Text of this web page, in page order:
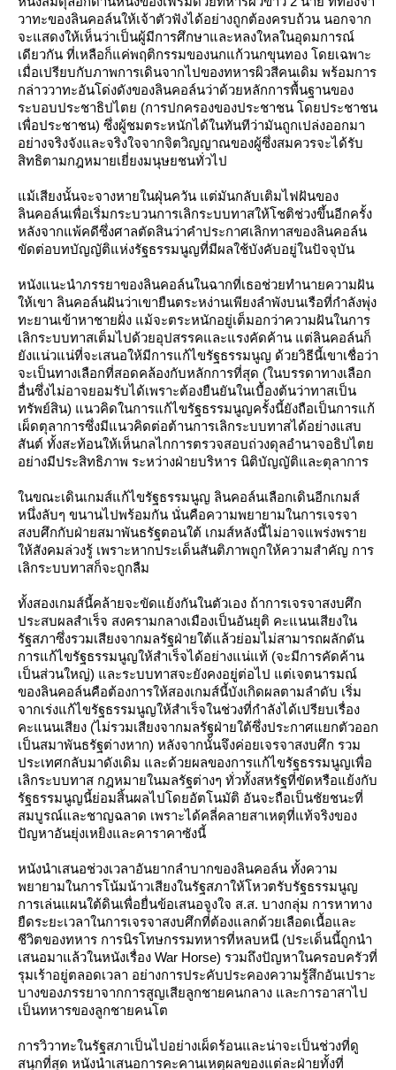
วาทะของลินคอล์นให้เจ้าตัวฟังได้อย่างถูกต้องครบถ้วน นอกจาก
จะแสดงให้เห็นว่าเป็นผู้มีการศึกษาและหลงใหลในอุดมการณ์
เดียวกัน ที่เหลือก็แค่พฤติกรรมของนกแก้วนกขุนทอง โดยเฉพาะ
เมื่อเปรียบกับภาพการเดินจากไปของทหารผิวสีคนเดิม พร้อมการ
กล่าววาทะอันโด่งดังของลินคอล์นว่าด้วยหลักการพื้นฐานของ
ระบอบประชาธิปไตย (การปกครองของประชาชน โดยประชาชน
เพื่อประชาชน) ซึ่งผู้ชมตระหนักได้ในทันทีว่ามันถูกเปล่งออกมา
อย่างจริงจังและจริงใจจากจิตวิญญาณของผู้ซึ่งสมควรจะได้รับ
สิทธิตามกฎหมายเยี่ยงมนุษยชนทั่วไป
ม้เสียงนั้นจะจางหายในฝุ่นควัน แต่มันกลับเติมไฟฝันของ
ลินคอล์นเพื่อเริ่มกระบวนการเลิกระบบทาสให้โชติช่วงขึ้นอีกครั้ง
หลังจากแพ้คดีซึ่งศาลตัดสินว่าคำประกาศเลิกทาสของลินคอล์น
ขัดต่อบทบัญญัติแห่งรัฐธรรมนูญที่มีผลใช้บังคับอยู่ในปัจจุบัน
หนังแนะนำภรรยาของลินคอล์นในฉากที่เธอช่วยทำนายความฝัน
ห้เขา ลินคอล์นฝันว่าเขายืนตระหง่านเพียงลำพังบนเรือที่กำลังพุ่ง
ทะยานเข้าหาชายฝั่ง แม้จะตระหนักอยู่เต็มอกว่าความฝันในการ
เลิกระบบทาสเต็มไปด้วยอุปสรรคและแรงคัดค้าน แต่ลินคอล์นก็
ังแน่วแน่ที่จะเสนอให้มีการแก้ไขรัฐธรรมนูญ ด้วยวิธีนี้เขาเชื่อว่า
จะเป็นทางเลือกที่สอดคล้องกับหลักการที่สุด (ในบรรดาทางเลือก
อื่นซึ่งไม่อาจยอมรับได้เพราะต้องยืนยันในเบื้องต้นว่าทาสเป็น
ทรัพย์สิน) แนวคิดในการแก้ไขรัฐธรรมนูญครั้งนี้ยังถือเป็นการแก้
เผ็ดตุลาการซึ่งมีแนวคิดต่อต้านการเลิกระบบทาสได้อย่างแสบ
สันต์ ทั้งสะท้อนให้เห็นกลไกการตรวจสอบถ่วงดุลอำนาจอธิปไต
อย่างมีประสิทธิภาพ ระหว่างฝ่ายบริหาร นิติบัญญัติและตุลาการ
นขณะเดินเกมส์แก้ไขรัฐธรรมนูญ ลินคอล์นเลือกเดินอีกเกมส์
หนึ่งลับๆ ขนานไปพร้อมกัน นั่นคือความพยายามในการเจรจา
สงบศึกกับฝ่ายสมาพันธรัฐตอนใต้ เกมส์หลังนี้ไม่อาจแพร่งพรา
ห้สังคมล่วงรู้ เพราะหากประเด็นสันติภาพถูกให้ความสำคัญ การ
เลิกระบบทาสก็จะถูกลืม
ทั้งสองเกมส์นี้คล้ายจะขัดแย้งกันในตัวเอง ถ้าการเจรจาสงบศึก
ประสบผลสำเร็จ สงครามกลางเมืองเป็นอันยุติ คะแนนเสียงใน
รัฐสภาซึ่งรวมเสียงจากมลรัฐฝ่ายใต้แล้วย่อมไม่สามารถผลักดัน
การแก้ไขรัฐธรรมนูญให้สำเร็จได้อย่างแน่แท้ (จะมีการคัดค้าน
เป็นส่วนใหญ่) และระบบทาสจะยังคงอยู่ต่อไป แต่เจตนารมณ์
ของลินคอล์นคือต้องการให้สองเกมส์นี้บังเกิดผลตามลำดับ เริ่ม
จากเร่งแก้ไขรัฐธรรมนูญให้สำเร็จในช่วงที่กำลังได้เปรียบเรื่อง
คะแนนเสียง (ไม่รวมเสียงจากมลรัฐฝ่ายใต้ซึ่งประกาศแยกตัวออก
เป็นสมาพันธรัฐต่างหาก) หลังจากนั้นจึงค่อยเจรจาสงบศึก รวม
ประเทศกลับมาดังเดิม และด้วยผลของการแก้ไขรัฐธรรมนูญเพื่อ
เลิกระบบทาส กฎหมายในมลรัฐต่างๆ ทั่วทั้งสหรัฐที่ขัดหรือแย้งกับ
รัฐธรรมนูญนี้ย่อมสิ้นผลไปโดยอัตโนมัติ อันจะถือเป็นชัยชนะที่
สมบูรณ์และชาญฉลาด เพราะได้คลี่คลายสาเหตุที่แท้จริงของ
ปัญหาอันยุ่งเหยิงและคาราคาซังนี้
หนังนำเสนอช่วงเวลาอันยากลำบากของลินคอล์น ทั้งความ
พยายามในการโน้มน้าวเสียงในรัฐสภาให้โหวตรับรัฐธรรมนูญ
การเล่นแผนใต้ดินเพื่อยื่นข้อเสนอจูงใจ ส.ส. บางกลุ่ม การหาทาง
ืดระยะเวลาในการเจรจาสงบศึกที่ต้องแลกด้วยเลือดเนื้อและ
ชีวิตของทหาร การนิรโทษกรรมทหารที่หลบหนี (ประเด็นนี้ถูกนำ
เสนอมาแล้วในหนังเรื่อง War Horse) รวมถึงปัญหาในครอบครัวที่
รุมเร้าอยู่ตลอดเวลา อย่างการประคับประคองความรู้สึกอันเปราะ
บางของภรรยาจากการสูญเสียลูกชายคนกลาง และการอาสาไป
เป็นทหารของลูกชายคนโต
การวิวาทะในรัฐสภาเป็นไปอย่างเผ็ดร้อนและน่าจะเป็นช่วงที่ดู
สนุกที่สุด หนังนำเสนอการคะคานเหตุผลของแต่ละฝ่ายทั้งที่